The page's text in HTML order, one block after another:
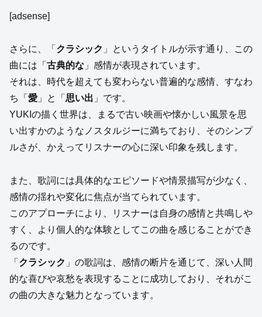
[adsense]
さらに、「 クラシック 」というタイトルが示す通り、この
曲には「 古典的な 」感情が表現されています。
それは、時代を超えても変わらない普遍的な感情、すなわ
ち「 愛 」と「 思い出 」です。
YUKIの描く世界は、まるで古い映画や懐かしい風景を思
い出すかのようなノスタルジーに満ちており、そのシンプ
ルさが、かえってリスナーの心に深い印象を残します。
また、歌詞には具体的なエピソードや情景描写が少なく、
感情の揺れや変化に焦点が当てられています。
このアプローチにより、リスナーは自身の感情と共鳴しや
すく、より個人的な体験としてこの曲を感じることができ
るのです。
「 クラシック 」の歌詞は、感情の断片を通じて、深い人間
的な喜びや哀愁を表現することに成功しており、それがこ
の曲の大きな魅力となっています。